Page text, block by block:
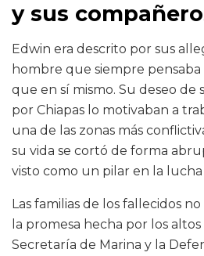
y sus
Edwin era descrito por sus
hombre que siempre pensaba
que en sí mismo. Su deseo de
por Chiapas lo motivaban a
una de las zonas más
su vida se cortó de forma
visto como un pilar en la lucha
Las familias de los fallecidos
la promesa hecha por los
Secretaría de Marina y la